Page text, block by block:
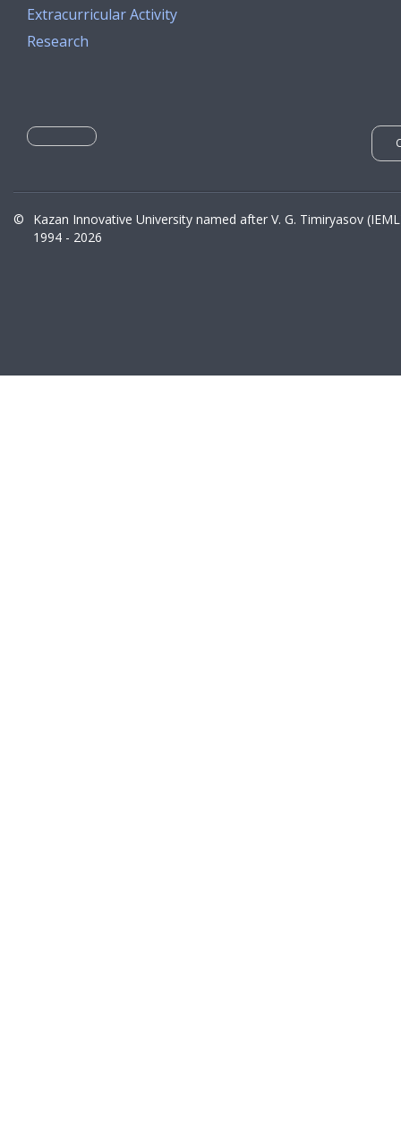
Extracurricular Activity
Research
©
Kazan Innovative University named after V. G. Timiryasov
1994 - 2026